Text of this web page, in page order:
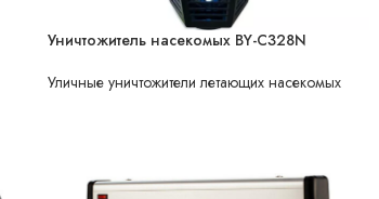
НЕТ В НАЛИЧИИ
ВЛАГОЗАЩИЩЕННЫЙ
Уничтожитель насекомых BY-C328N
Уличные уничтожители летающих насекомых